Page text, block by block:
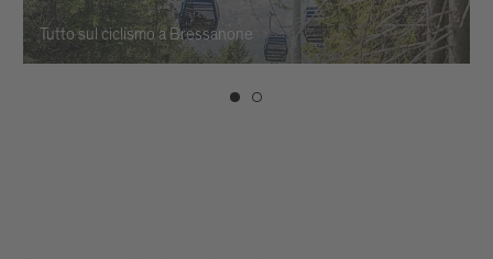
Tutto sul ciclismo a Bressanone